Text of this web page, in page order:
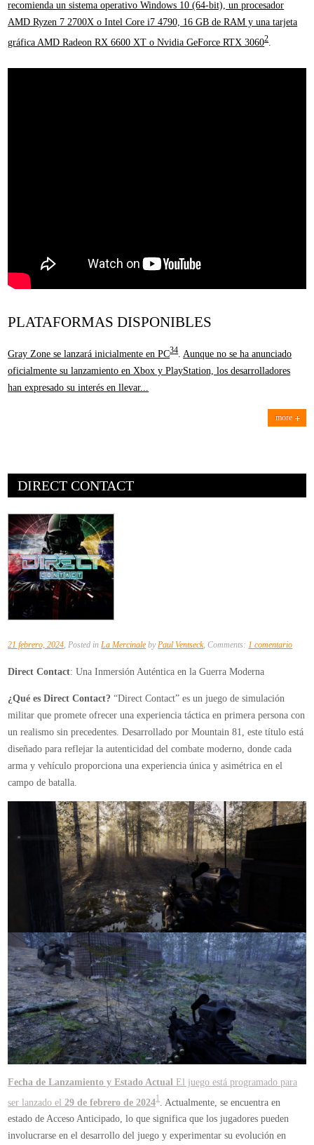
recomienda un sistema operativo Windows 10 (64-bit), un procesador
AMD Ryzen 7 2700X o Intel Core i7 4790, 16 GB de RAM y una tarjeta
gráfica AMD Radeon RX 6600 XT o Nvidia GeForce RTX 30602.
PLATAFORMAS DISPONIBLES
Gray Zone se lanzará inicialmente en PC34.Aunque no se ha anunciado
oficialmente su lanzamiento en Xbox y PlayStation, los desarrolladores
han expresado su interés en llevar...
more
DIRECT CONTACT
21 febrero, 2024, Posted inLa Mercinale byPaul Ventseck, Comments:1 comentarioen
Direct Contact: Una Inmersión Auténtica en la Guerra Moderna
¿Qué es Direct Contact? “Direct Contact” es un juego de simulación
militar que promete ofrecer una experiencia táctica en primera persona con
un realismo sin precedentes. Desarrollado por Mountain 81, este título está
diseñado para reflejar la autenticidad del combate moderno, donde cada
arma y vehículo proporciona una experiencia única y asimétrica en el
campo de batalla.
Fecha de Lanzamiento y Estado Actual El juego está programado para
ser lanzado el 29 de febrero de 20241
. Actualmente, se encuentra en
estado de Acceso Anticipado, lo que significa que los jugadores pueden
involucrarse en el desarrollo del juego y experimentar su evolución en